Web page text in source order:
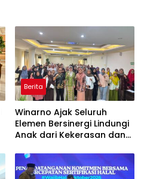
Berita
Winarno Ajak Seluruh
Elemen Bersinergi Lindungi
Anak dari Kekerasan dan